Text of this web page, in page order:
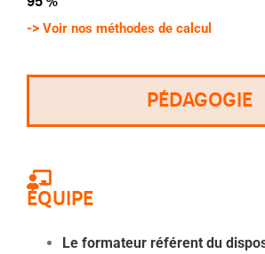
-> Voir nos méthodes de calcul
PÉDAGOGIE
ÉQUIPE
Le formateur référent du